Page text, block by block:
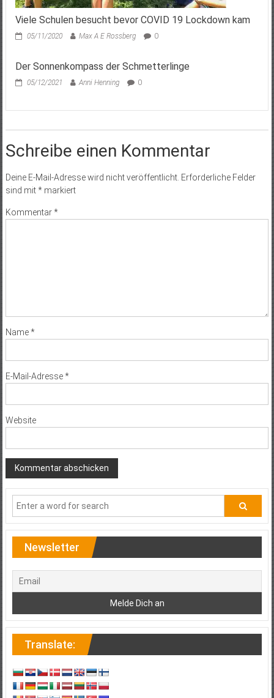
Viele Schulen besucht bevor COVID 19 Lockdown kam
05/11/2020 Max A E Rossberg 0
Der Sonnenkompass der Schmetterlinge
05/12/2021 Anni Henning 0
Schreibe einen Kommentar
Deine E-Mail-Adresse wird nicht veröffentlicht. Erforderliche Felder
sind mit*markiert
Kommentar*
Name*
E-Mail-Adresse*
Website
Newsletter
Translate: